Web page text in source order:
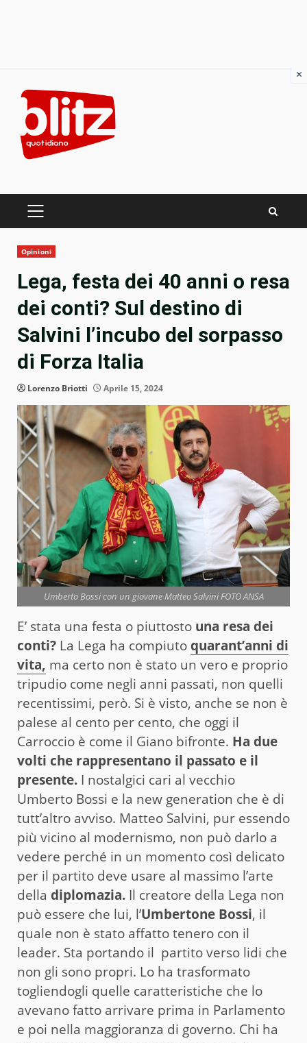
content
PRIMARY
Opinioni
Lega, festa dei 40 anni o resa
dei conti? Sul destino di
Salvini l’incubo del sorpasso
di Forza Italia
Lorenzo Briotti Aprile 15, 2024
Umberto Bossi con un giovane Matteo Salvini FOTO ANSA
E’ stata una festa o piuttosto una resa dei
conti? La Lega ha compiuto quarant’anni di
vita, ma certo non è stato un vero e proprio
tripudio come negli anni passati, non quelli
recentissimi, però. Si è visto, anche se non è
palese al cento per cento, che oggi il
Carroccio è come il Giano bifronte. Ha due
volti che rappresentano il passato e il
presente. I nostalgici cari al vecchio
Umberto Bossi e la new generation che è di
tutt’altro avviso. Matteo Salvini, pur essendo
più vicino al modernismo, non può darlo a
vedere perché in un momento così delicato
per il partito deve usare al massimo l’arte
della diplomazia. Il creatore della Lega non
può essere che lui, l’Umbertone Bossi, il
quale non è stato affatto tenero con il
leader. Sta portando il partito verso lidi che
non gli sono propri. Lo ha trasformato
togliendogli quelle caratteristiche che lo
avevano fatto arrivare prima in Parlamento
e poi nella maggioranza di governo. Chi ha
×